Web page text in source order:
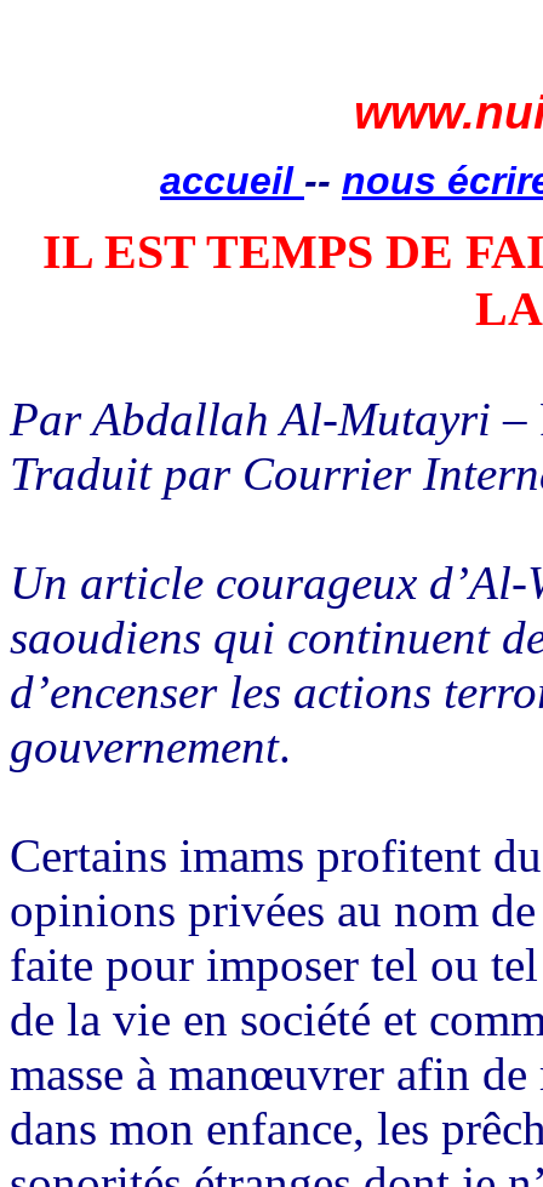
accueil -- nous
IL EST TEMPS DE
Par Abdallah Al-Mutayri –
Traduit par Courrier
Un article courageux d’Al-
saoudiens qui continuent
d’encenser les actions
gouvernement.
Certains imams profitent
opinions privées au nom
faite pour imposer tel ou
de la vie en société et
masse à manœuvrer afin
dans mon enfance, les